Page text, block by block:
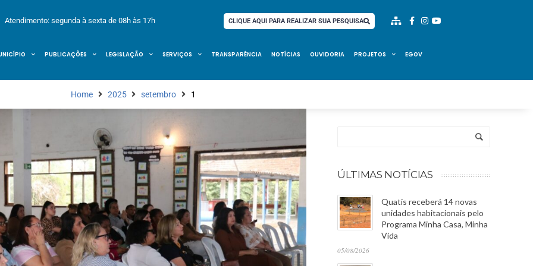
Atendimento: segunda à sexta de 08h às 17h CLIQUE AQUI PARA REALIZAR SUA PESQUISA
PUBLICAÇÕES LEGISLAÇÃO SERVIÇOS TRANSPARÊNCIA NOTÍCIAS OUVIDORIA PROJETOS EGOV
Home 2025 setembro 1
ÚLTIMAS NOTÍCIAS
Quatis receberá 14 novas
unidades habitacionais pelo
Programa Minha Casa, Minha
Vida
05/08/2026